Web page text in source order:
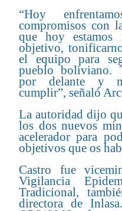
“Hoy
compromisos con
que hoy estamos
objetivo,
el equipo para
pueblo boliviano.
por delante y
cumplir”, señaló
La autoridad dijo
los dos nuevos
acelerador para
objetivos que os
Castro fue
Vigilancia
Tradicional,
directora de